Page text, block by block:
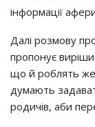
інформації
Далі розмову
пропонує
що й роблять
думають
родичів, аби